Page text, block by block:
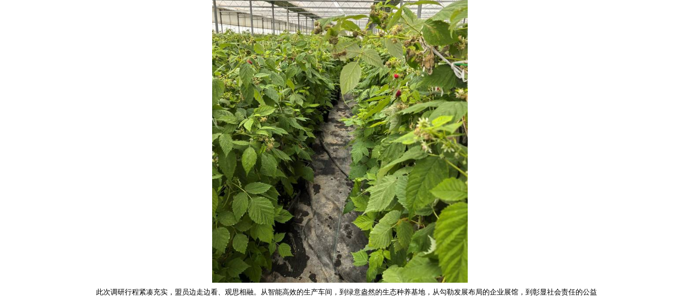
此次调研行程紧凑充实，盟员边走边看、观思相融。从智能高效的生产车间，到绿意盎然的生态种养基地，从勾勒发展布局的企业展馆，到彰显社会责任的公益